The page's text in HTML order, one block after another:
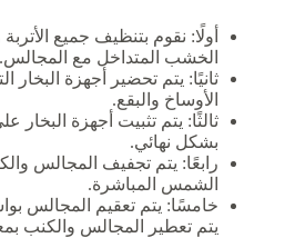
أولًا: نقوم بتنظيف جميع
الخشب المتداخل مع المجالس.
ثانيًا: يتم تحضير أجهزة البخار
الأوساخ والبقع.
ثالثًا: يتم تثبيت أجهزة البخار
بشكل نهائي.
رابعًا: يتم تجفيف المجالس
الشمس المباشرة.
خامسًا: يتم تعقيم المجالس
يتم تعطير المجالس والكنب